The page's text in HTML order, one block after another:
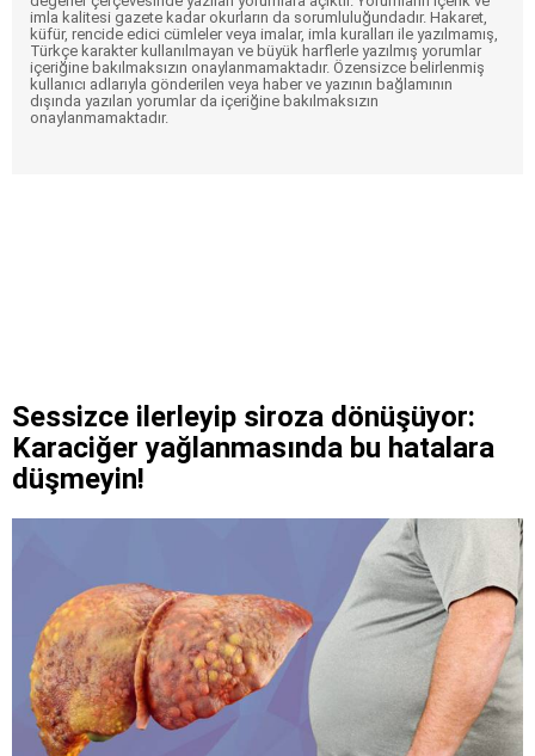
imla kalitesi gazete kadar okurların da sorumluluğundadır. Hakaret,
küfür, rencide edici cümleler veya imalar, imla kuralları ile yazılmamış,
Türkçe karakter kullanılmayan ve büyük harflerle yazılmış yorumlar
içeriğine bakılmaksızın onaylanmamaktadır. Özensizce belirlenmiş
kullanıcı adlarıyla gönderilen veya haber ve yazının bağlamının
dışında yazılan yorumlar da içeriğine bakılmaksızın
onaylanmamaktadır.
Sessizce ilerleyip siroza dönüşüyor:
Karaciğer yağlanmasında bu hatalara
düşmeyin!